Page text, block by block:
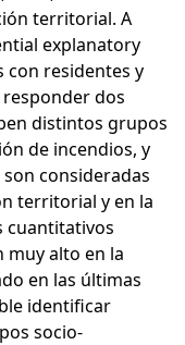
territorial. A
explanatory
con residentes y
dos
distintos grupos
de incendios, y
consideradas
territorial y en la
cuantitativos
muy alto en la
en las últimas
identificar
socio-